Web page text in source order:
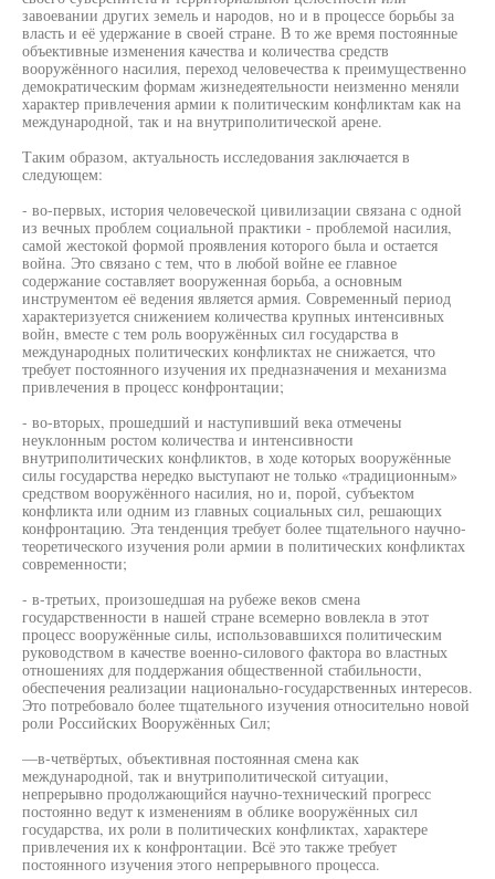
завоевании других земель и народов, но и в процессе борьбы за
власть и её удержание в своей стране. В то же время постоянные
объективные изменения качества и количества средств
вооружённого насилия, переход человечества к преимущественно
демократическим формам жизнедеятельности неизменно меняли
характер привлечения армии к политическим конфликтам как на
международной, так и на внутриполитической арене.
Таким образом, актуальность исследования заключается в
следующем:
- во-первых, история человеческой цивилизации связана с одной
из вечных проблем социальной практики - проблемой насилия,
самой жестокой формой проявления которого была и остается
война. Это связано с тем, что в любой войне ее главное
содержание составляет вооруженная борьба, а основным
инструментом её ведения является армия. Современный период
характеризуется снижением количества крупных интенсивных
войн, вместе с тем роль вооружённых сил государства в
международных политических конфликтах не снижается, что
требует постоянного изучения их предназначения и механизма
привлечения в процесс конфронтации;
- во-вторых, прошедший и наступивший века отмечены
неуклонным ростом количества и интенсивности
внутриполитических конфликтов, в ходе которых вооружённые
силы государства нередко выступают не только «традиционным»
средством вооружённого насилия, но и, порой, субъектом
конфликта или одним из главных социальных сил, решающих
конфронтацию. Эта тенденция требует более тщательного научно-
теоретического изучения роли армии в политических конфликтах
современности;
- в-третьих, произошедшая на рубеже веков смена
государственности в нашей стране всемерно вовлекла в этот
процесс вооружённые силы, использовавшихся политическим
руководством в качестве военно-силового фактора во властных
отношениях для поддержания общественной стабильности,
обеспечения реализации национально-государственных интересов.
Это потребовало более тщательного изучения относительно новой
роли Российских Вооружённых Сил;
—в-четвёртых, объективная постоянная смена как
международной, так и внутриполитической ситуации,
непрерывно продолжающийся научно-технический прогресс
постоянно ведут к изменениям в облике вооружённых сил
государства, их роли в политических конфликтах, характере
привлечения их к конфронтации. Всё это также требует
постоянного изучения этого непрерывного процесса.